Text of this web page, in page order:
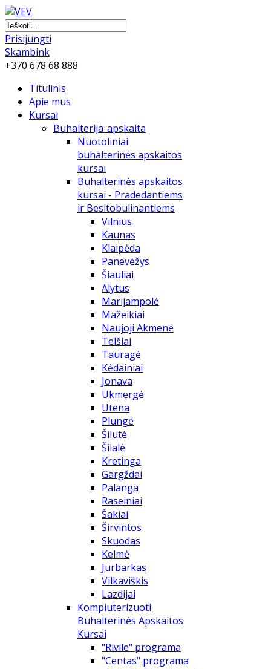
Prisijungti
Skambink
+370 678 68 888
Titulinis
Apie mus
Kursai
Buhalterija-apskaita
Nuotoliniai
buhalterinės apskaitos
kursai
Buhalterinės apskaitos
kursai - Pradedantiems
ir Besitobulinantiems
Vilnius
Kaunas
Klaipėda
Panevėžys
Šiauliai
Alytus
Marijampolė
Mažeikiai
Naujoji Akmenė
Telšiai
Tauragė
Kėdainiai
Jonava
Ukmergė
Utena
Plungė
Šilutė
Šilalė
Kretinga
Gargždai
Palanga
Raseiniai
Šakiai
Širvintos
Skuodas
Kelmė
Jurbarkas
Vilkaviškis
Lazdijai
Kompiuterizuoti
Buhalterinės Apskaitos
Kursai
"Rivile" programa
"Centas" programa